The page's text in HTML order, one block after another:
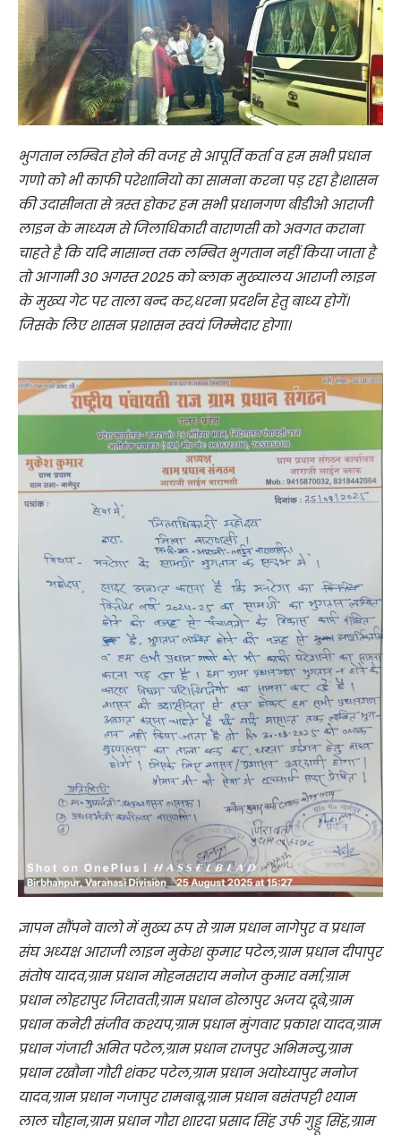
भुगतान लम्बित होने की वजह से आपूर्ति कर्ता व हम सभी प्रधान
गणो को भी काफी परेशानियो का सामना करना पड़ रहा है।शासन
की उदासीनता से त्रस्त होकर हम सभी प्रधानगण बीडीओ आराजी
लाइन के माध्यम से जिलाधिकारी वाराणसी को अवगत कराना
चाहते है कि यदि मासान्त तक लम्बित भुगतान नहीं किया जाता है
तो आगामी 30 अगस्त 2025 को ब्लाक मुख्यालय आराजी लाइन
के मुख्य गेट पर ताला बन्द कर,धरना प्रदर्शन हेतु बाध्य होगें।
जिसके लिए शासन प्रशासन स्वयं जिम्मेदार होगा।
ज्ञापन सौंपने वालो में मुख्य रूप से ग्राम प्रधान नागेपुर व प्रधान
संघ अध्यक्ष आराजी लाइन मुकेश कुमार पटेल,ग्राम प्रधान दीपापुर
संतोष यादव,ग्राम प्रधान मोहनसराय मनोज कुमार वर्मा,ग्राम
प्रधान लोहरापुर जिरावती,ग्राम प्रधान ढोलापुर अजय दूबे,ग्राम
प्रधान कनेरी संजीव कश्यप,ग्राम प्रधान मुंगवार प्रकाश यादव,ग्राम
प्रधान गंजारी अमित पटेल,ग्राम प्रधान राजपुर अभिमन्यु,ग्राम
प्रधान रखौना गौरी शंकर पटेल,ग्राम प्रधान अयोध्यापुर मनोज
यादव,ग्राम प्रधान गजापुर रामबाबू,ग्राम प्रधान बसंतपट्टी श्याम
लाल चौहान,ग्राम प्रधान गौरा शारदा प्रसाद सिंह उर्फ गुड्डू सिंह,ग्राम